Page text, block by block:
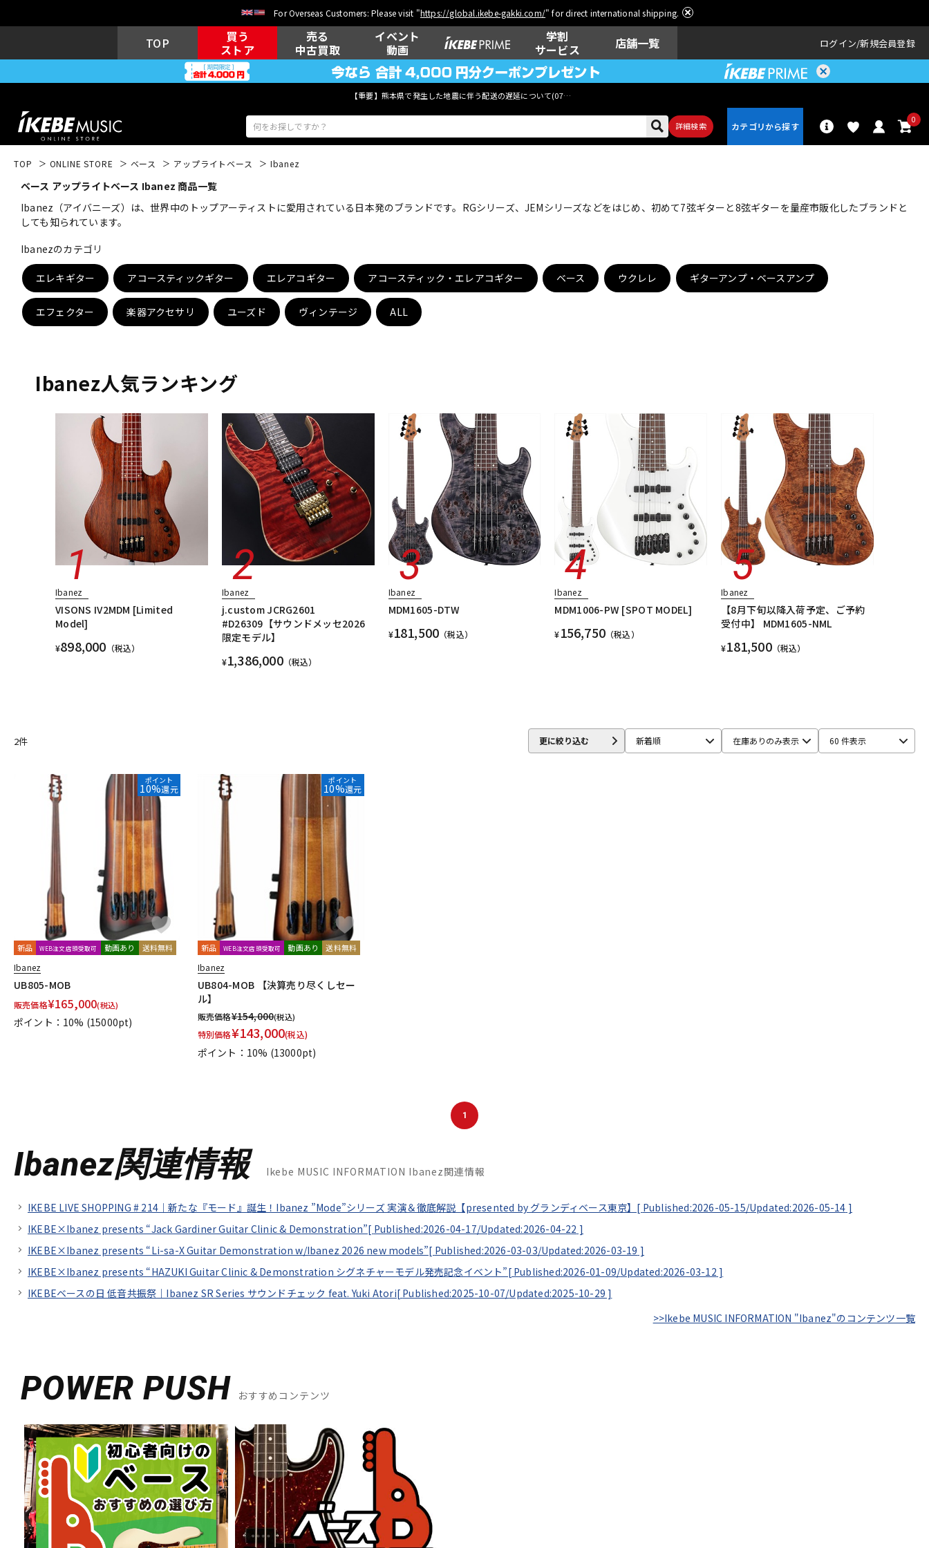
For Overseas Customers: Please visit "https://global.ikebe-gakki.com/" for direct international shipping.
TOP
買う
ストア
売る
中古買取
イベント
動画
学割
サービス
店舗一覧 ログイン 新規会員登録
【重要】熊本県で発生した地震に伴う配送の遅延について(07月29日
詳細検索
0
アコ ン
キーボード 電子ピアノ 管楽器 その他楽器 アンプ エフェクター
DJ機器 DTM DTM オンラ
イン納品
中古
TOP ONLINE STORE ベース アップライトベース Ibanez
ベース アップライトベース Ibanez 商品一覧
Ibanez（アイバニーズ）は、世界中のトップアーティストに愛用されている日本発のブランドです。RGシリーズ、JEMシリーズなどをはじめ、初めて7弦ギターと8弦ギターを量産市販化したブランドと
しても知られています。
Ibanezのカテゴリ
エレキギター アコースティックギター エレアコギター アコースティック・エレアコギター ベース ウクレレ ギターアンプ・ベースアンプ
エフェクター 楽器アクセサリ ユーズド ヴィンテージ ALL
Ibanez人気ランキング
Ibanez
VISONS IV2MDM [Limited
Model]
¥898,000 （税込）
Ibanez
j.custom JCRG2601
#D26309【サウンドメッセ2026
限定モデル】
¥1,386,000（税込）
Ibanez
MDM1605-DTW
¥181,500 （税込）
Ibanez
MDM1006-PW [SPOT MODEL]
¥156,750 （税込）
Ibanez
【8月下旬以降入荷予定、ご予約
受付中】 MDM1605-NML
¥181,500（税込）
2件 更に絞り込む 新着順 在庫ありのみ表示 60 件表示
ポイント
10%還元
新品 WEB注文店頭受取可 動画あり 送料無料
Ibanez
UB805-MOB
販売価格¥165,000(税込)
ポイント：10% (15000pt)
ポイント
10%還元
新品 WEB注文店頭受取可 動画あり 送料無料
Ibanez
UB804-MOB 【決算売り尽くしセー
ル】
販売価格¥154,000(税込)
特別価格¥143,000(税込)
ポイント：10% (13000pt)
1
Ibanez関連情報 Ikebe MUSIC INFORMATION Ibanez関連情報
IKEBE LIVE SHOPPING # 214｜新たな『モード』誕生！Ibanez ”Mode”シリーズ 実演＆徹底解説【presented by グランディベース東京】[ Published:2026-05-15/Updated:2026-05-14 ]
IKEBE×Ibanez presents “Jack Gardiner Guitar Clinic & Demonstration”[ Published:2026-04-17/Updated:2026-04-22 ]
IKEBE×Ibanez presents “Li-sa-X Guitar Demonstration w/Ibanez 2026 new models”[ Published:2026-03-03/Updated:2026-03-19 ]
IKEBE×Ibanez presents “HAZUKI Guitar Clinic & Demonstration シグネチャーモデル発売記念イベント”[ Published:2026-01-09/Updated:2026-03-12 ]
IKEBEベースの日 低音共振祭｜Ibanez SR Series サウンドチェック feat. Yuki Atori[ Published:2025-10-07/Updated:2025-10-29 ]
>>Ikebe MUSIC INFORMATION "Ibanez"のコンテンツ一覧
POWER PUSH おすすめコンテンツ